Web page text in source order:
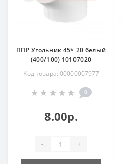
ППР Угольник 45* 20 белый
(400/100) 10107020
Код товара: 00000007977
0
8.00р.
- +